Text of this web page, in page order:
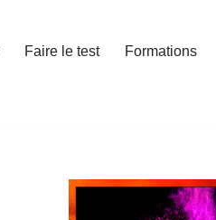
Faire le test
Formations